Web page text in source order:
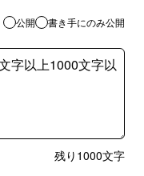
公開 書き手にのみ公開
残り 1000文字